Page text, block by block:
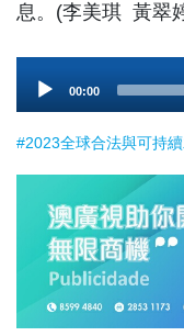
息。(李美琪 黃翠
Player
00:00
#2023全球合法與可持